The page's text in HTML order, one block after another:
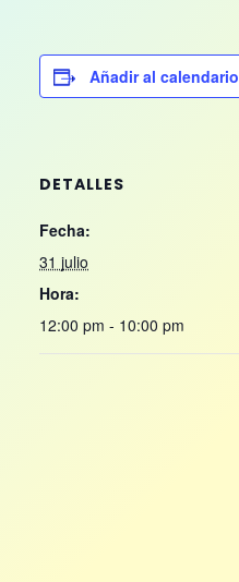
Añadir al calendario
DETALLES
Fecha:
31 julio
Hora:
12:00 pm - 10:00 pm